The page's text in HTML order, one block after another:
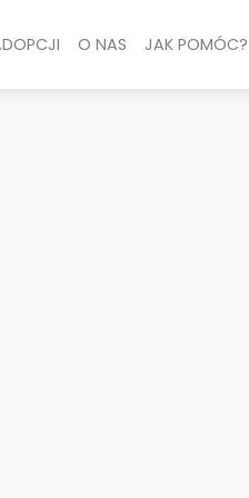
O NAS JAK POMÓC?